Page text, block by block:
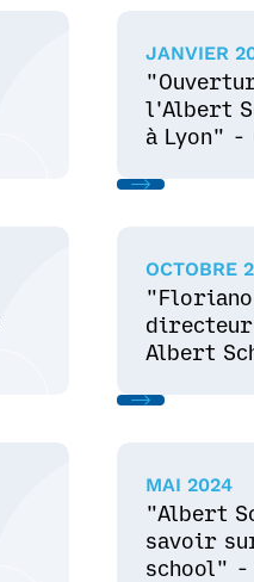
JANVIER
l'Albert
à Lyon" -
OCTOBRE
directeur
Albert
MAI 2024
"Albert
savoir
school" -